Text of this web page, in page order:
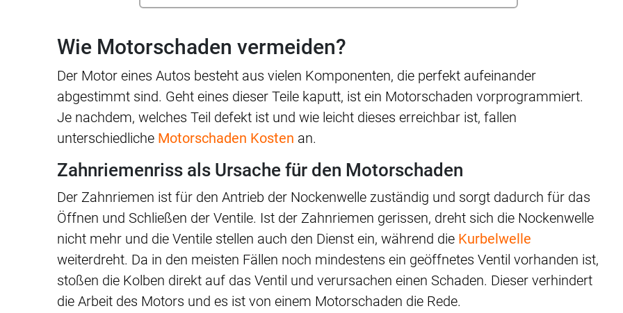
Wie Motorschaden vermeiden?
Der Motor eines Autos besteht aus vielen Komponenten, die perfekt aufeinander
abgestimmt sind. Geht eines dieser Teile kaputt, ist ein Motorschaden vorprogrammiert.
Je nachdem, welches Teil defekt ist und wie leicht dieses erreichbar ist, fallen
unterschiedliche Motorschaden Kosten an.
Zahnriemenriss als Ursache für den Motorschaden
Der Zahnriemen ist für den Antrieb der Nockenwelle zuständig und sorgt dadurch für das
Öffnen und Schließen der Ventile. Ist der Zahnriemen gerissen, dreht sich die Nockenwelle
nicht mehr und die Ventile stellen auch den Dienst ein, während die Kurbelwelle
weiterdreht. Da in den meisten Fällen noch mindestens ein geöffnetes Ventil vorhanden ist,
stoßen die Kolben direkt auf das Ventil und verursachen einen Schaden. Dieser verhindert
die Arbeit des Motors und es ist von einem Motorschaden die Rede.